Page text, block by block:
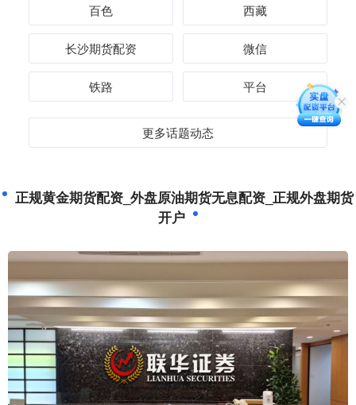
百色 西藏
长沙期货配资 微信
铁路 平台
更多话题动态
正规黄金期货配资_外盘原油期货无息配资_正规外盘期货
开户